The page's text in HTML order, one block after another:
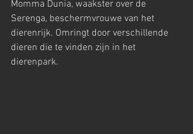
Momma Dunia, waakster over de
Serenga, beschermvrouwe van het
dierenrijk. Omringt door verschillende
dieren die te vinden zijn in het
dierenpark.